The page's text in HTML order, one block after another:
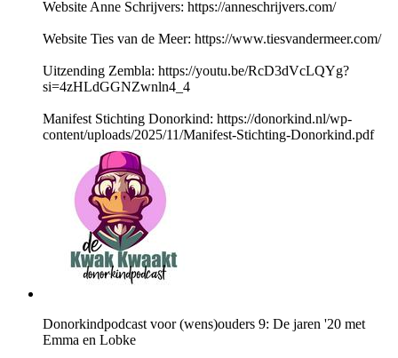
Website Anne Schrijvers: ⁠https://anneschrijvers.com/
Website Ties van de Meer: https://www.tiesvandermeer.com/
Uitzending Zembla: https://youtu.be/RcD3dVcLQYg?
si=4zHLdGGNZwnln4_4
Manifest Stichting Donorkind: ⁠https://donorkind.nl/wp-
content/uploads/2025/11/Manifest-Stichting-Donorkind.pdf
Donorkindpodcast voor (wens)ouders 9: De jaren '20 met
Emma en Lobke